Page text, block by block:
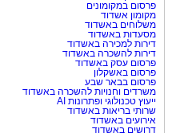
פרסום במקומונים
מקומון אשדוד
משלוחים באשדוד
מסעדות באשדוד
דירות למכירה באשדוד
דירות להשכרה באשדוד
פרסום עסק באשדוד
פרסום באשקלון
פרסום בבאר שבע
משרדים וחנויות להשכרה באשדוד
ייעוץ טכנולוגי ופתרונות AI
שרותי בריאות באשדוד
אירועים באשדוד
דרושים באשדוד